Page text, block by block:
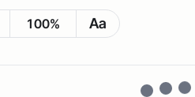
100% Aa